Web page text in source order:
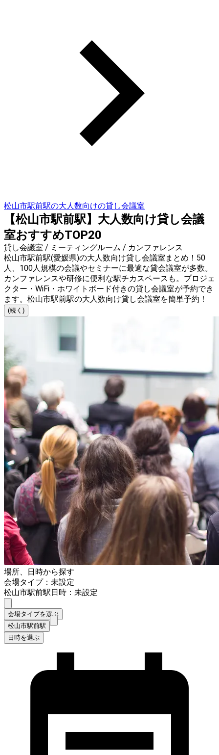
松山市駅前駅の大人数向けの貸し会議室
【松山市駅前駅】大人数向け貸し会議
室おすすめTOP20
貸し会議室 / ミーティングルーム / カンファレンス
松山市駅前駅(愛媛県)の大人数向け貸し会議室まとめ！50
人、100人規模の会議やセミナーに最適な貸会議室が多数。
カンファレンスや研修に便利な駅チカスペースも。プロジェ
クター・WiFi・ホワイトボード付きの貸し会議室が予約でき
ます。松山市駅前駅の大人数向け貸し会議室を簡単予約！
(続く)
場所、日時から探す
会場タイプ：未設定
松山市駅前駅日時：未設定
会場タイプを選ぶ
松山市駅前駅
日時を選ぶ